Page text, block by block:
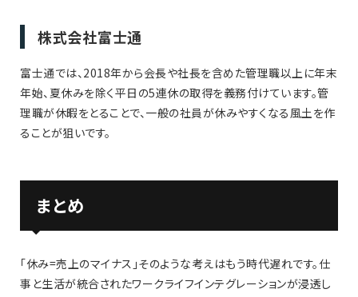
株式会社富士通
富士通では、2018年から会長や社長を含めた管理職以上に年末
年始、夏休みを除く平日の5連休の取得を義務付けています。管
理職が休暇をとることで、一般の社員が休みやすくなる風土を作
ることが狙いです。
まとめ
「休み=売上のマイナス」そのような考えはもう時代遅れです。仕
事と生活が統合されたワークライフインテグレーションが浸透し